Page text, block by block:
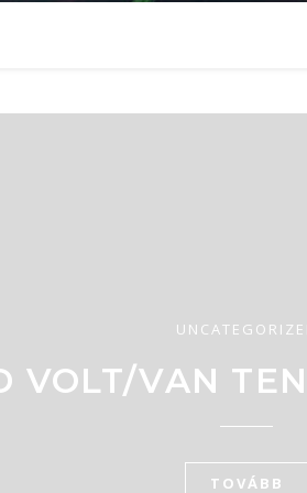
VOLT/VAN
TOVÁBB